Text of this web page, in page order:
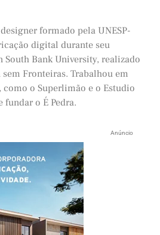
formado pela UNESP-
digital durante seu
Bank University, realizado
Fronteiras. Trabalhou em
o Superlimão e o Estudio
fundar o É Pedra.
Anúncio